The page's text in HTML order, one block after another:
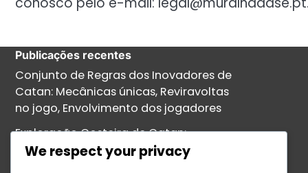
Publicações recentes
Conjunto de Regras dos Inovadores de
Catan: Mecânicas únicas, Reviravoltas
no jogo, Envolvimento dos jogadores
Exploração Costeira de Catan:
Vantagens marítimas, Benefícios
We respect your privacy